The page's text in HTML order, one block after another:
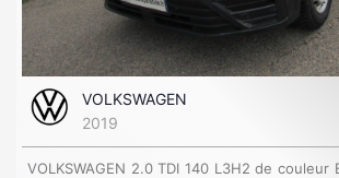
VOLKSWAGEN
2019
VOLKSWAGEN 2.0 TDI 140 L3H2 de couleur